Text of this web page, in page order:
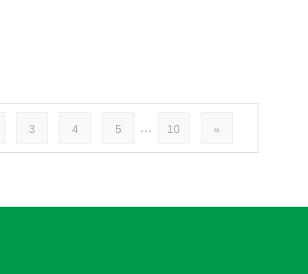
3 4 5 ... 10 »